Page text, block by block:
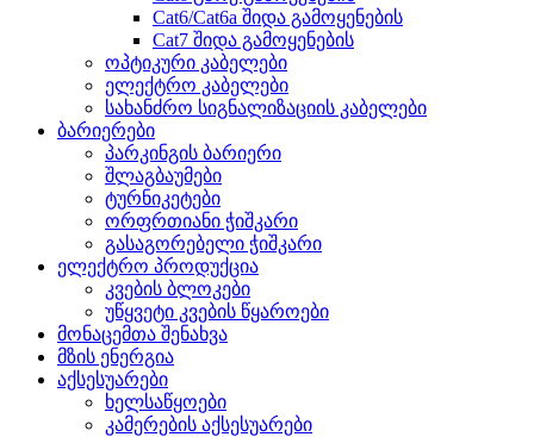
Cat6/Cat6a შიდა გამოყენების
Cat7 შიდა გამოყენების
ოპტიკური კაბელები
ელექტრო კაბელები
სახანძრო სიგნალიზაციის კაბელები
ბარიერები
პარკინგის ბარიერი
შლაგბაუმები
ტურნიკეტები
ორფრთიანი ჭიშკარი
გასაგორებელი ჭიშკარი
ელექტრო პროდუქცია
კვების ბლოკები
უწყვეტი კვების წყაროები
მონაცემთა შენახვა
მზის ენერგია
აქსესუარები
ხელსაწყოები
კამერების აქსესუარები